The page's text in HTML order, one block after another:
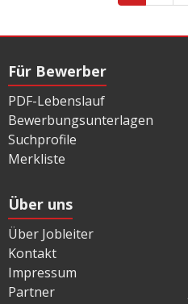
Für Bewerber
PDF-Lebenslauf
Bewerbungsunterlagen
Suchprofile
Merkliste
Über uns
Über Jobleiter
Kontakt
Impressum
Partner